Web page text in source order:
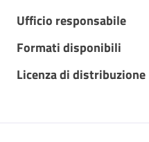
Ufficio responsabile
Formati disponibili
Licenza di distribuzione